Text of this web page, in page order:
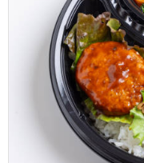
ツナマヨが明太子の
すい。コクがありつ
す。ごはんとの相性
たいコンビネーショ
ご利用シーン：ロケ・
東京都江東区新木場